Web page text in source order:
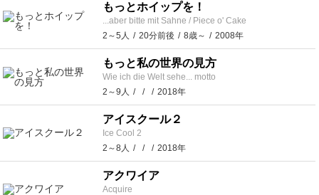
もっとホイップを！
...aber bitte mit Sahne / Piece o' Cake
2～5人
20分前後 8歳～ 2008年
もっと私の世界の見方
Wie ich die Welt sehe... motto
2～9人
2018年
アイスクール２
Ice Cool 2
2～8人
2018年
アクワイア
Acquire